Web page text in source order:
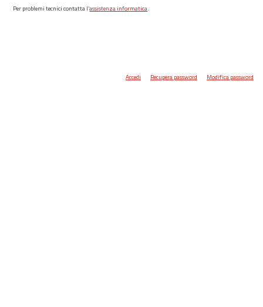
Per problemi tecnici contatta l’assistenza informatica.
Accedi Recupera password Modifica password